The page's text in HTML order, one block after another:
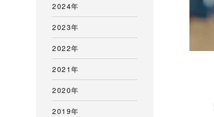
2024年
2023年
2022年
2021年
2020年
2019年